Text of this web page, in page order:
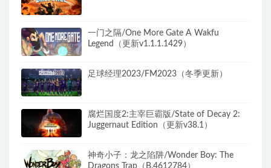
一门之隔/One More Gate A Wakfu
Legend（更新v1.1.1.1429）
足球经理2023/FM2023（冬季更新）
腐烂国度2:主宰巨霸版/State of Decay 2:
Juggernaut Edition（更新v38.1）
神奇小子：龙之陷阱/Wonder Boy: The
Dragons Trap（B.4612784）